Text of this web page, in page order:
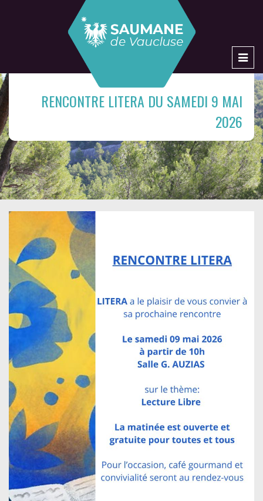
RENCONTRE LITERA DU SAMEDI 9 MAI
2026